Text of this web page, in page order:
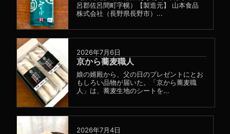
呂郡佐呂間町字幌）【製造元】 山本食品
株式会社（長野県長野市）...
2026年7月6日
京から蕎麦職人
娘の婿殿から、父の日のプレゼントにとお
もしろい品物が届いた。「京から蕎麦職
人」は、蕎麦生地のシートを...
2026年7月4日